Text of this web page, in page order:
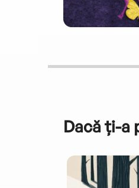
Dacă ți-a